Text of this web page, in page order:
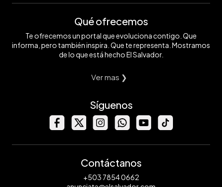
Qué ofrecemos
Te ofrecemos un portal que evoluciona contigo. Que
informa, pero también inspira. Que te representa. Mostramos
de lo que está hecho El Salvador.
Ver mas ❯
Síguenos
Contáctanos
+503 7854 0662